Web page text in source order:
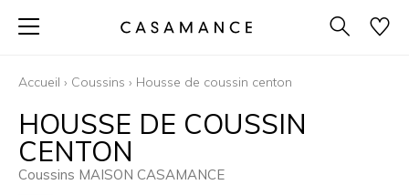
Accueil › Coussins › Housse de coussin centon
HOUSSE DE COUSSIN
CENTON
Coussins MAISON CASAMANCE